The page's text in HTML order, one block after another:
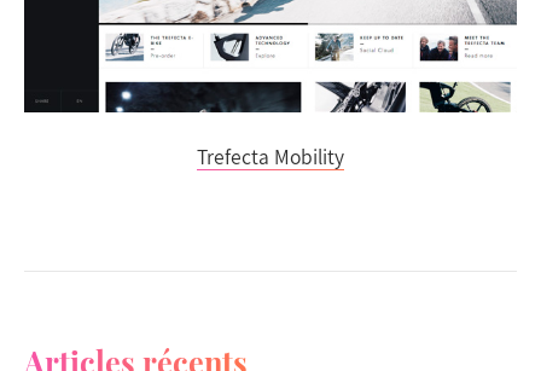
Trefecta Mobility
Articles récents